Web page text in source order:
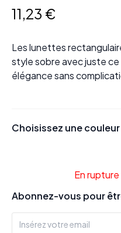
11,23 €
Les lunettes
style sobre avec juste
élégance sans
Choisissez une couleur
En
Abonnez-vous pour